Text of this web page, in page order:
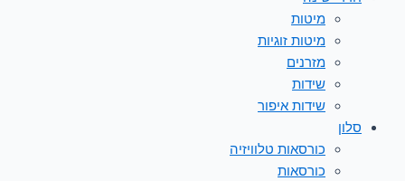
מיטות
מיטות זוגיות
מזרנים
שידות
שידות איפור
סלון
כורסאות טלוויזיה
כורסאות